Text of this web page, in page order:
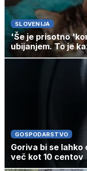
SLOVENIJA
'Še je prisotno
ubijanjem. To je
GOSPODARSTVO
Goriva bi se
več kot 10 centov